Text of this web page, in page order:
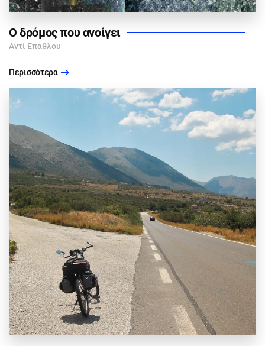
Ο δρόμος που ανοίγει
Αντί Επάθλου
Περισσότερα